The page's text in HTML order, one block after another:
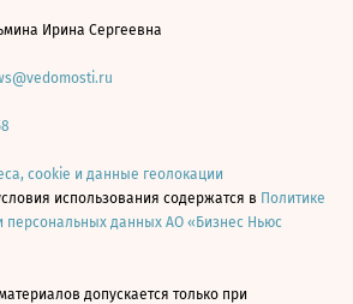
Ирина Сергеевна
cookie и данные геолокации
использования содержатся в Политике
персональных данных АО «Бизнес Ньюс
допускается только при